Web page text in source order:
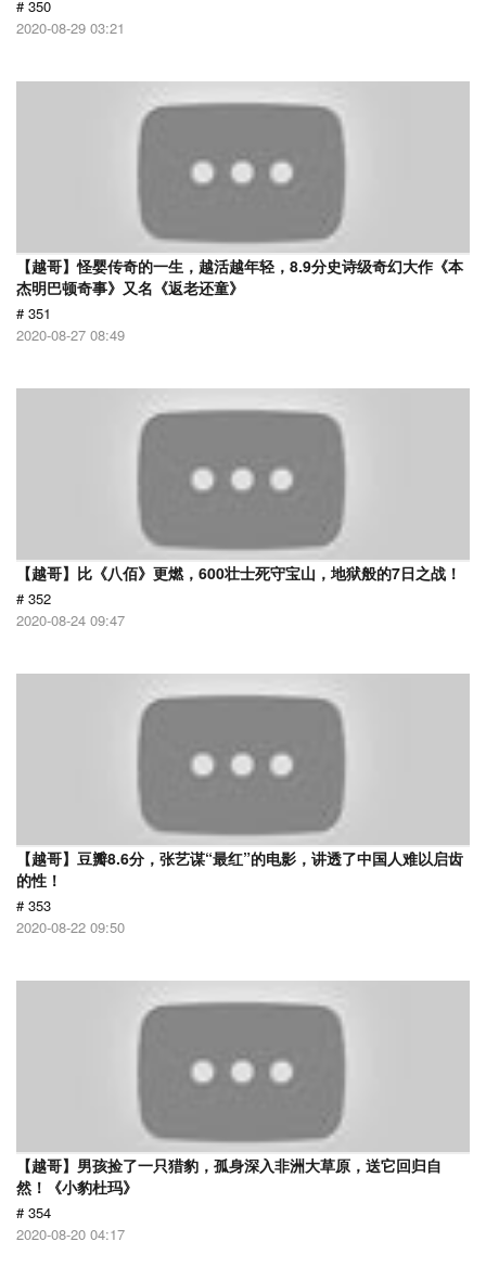
# 350
2020-08-29 03:21
【越哥】怪婴传奇的一生，越活越年轻，8.9分史诗级奇幻大作《本
杰明巴顿奇事》又名《返老还童》
# 351
2020-08-27 08:49
【越哥】比《八佰》更燃，600壮士死守宝山，地狱般的7日之战！
# 352
2020-08-24 09:47
【越哥】豆瓣8.6分，张艺谋“最红”的电影，讲透了中国人难以启齿
的性！
# 353
2020-08-22 09:50
【越哥】男孩捡了一只猎豹，孤身深入非洲大草原，送它回归自
然！《小豹杜玛》
# 354
2020-08-20 04:17